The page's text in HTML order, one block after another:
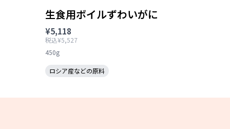
生食用ボイルずわいがに
¥5,118
税込¥5,527
450g
ロシア産などの原料